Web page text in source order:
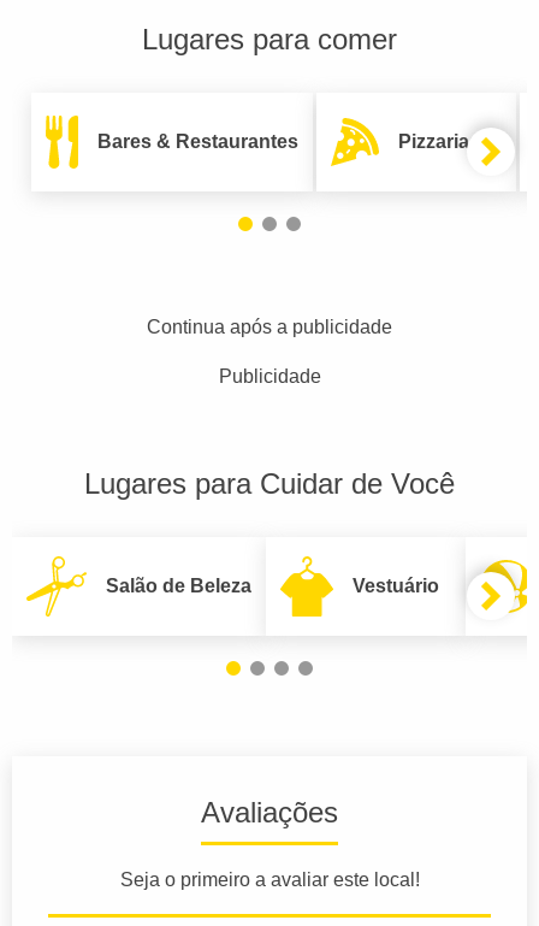
Lugares para comer
Bares & Restaurantes Pizzarias
Continua após a publicidade
Publicidade
Lugares para Cuidar de Você
Salão de Beleza Vestuário
Avaliações
Seja o primeiro a avaliar este local!